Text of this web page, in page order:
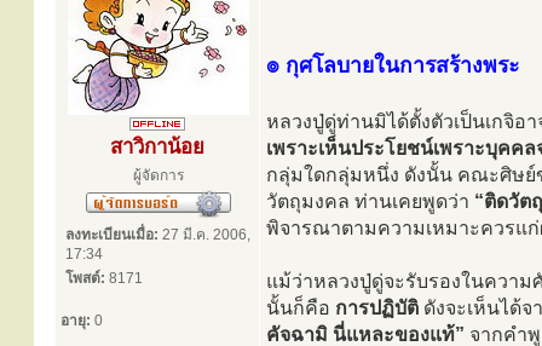
สาวิกาน้อย
ผู้จัดการ
ลงทะเบียนเมื่อ: 27 มี.ค. 2006,
17:34
โพสต์: 8171
อายุ: 0
๏ กุศโลบายในการสร้างพระ
หลวงปู่ดู่ท่านมิได้ตั้งตัวเป็นเกจิอ
เพราะเห็นประโยชน์เพราะบุคค
กลุ่มใดกลุ่มหนึ่ง ดังนั้น คณะศิษย์
วัตถุมงคล ท่านเคยพูดว่า “ติดวัต
พิจารณาตามความเหมาะควรแ
แม้ว่าหลวงปู่ดู่จะรับรองในควา
นั้นก็คือ การปฏิบัติ ดังจะเห็นได้
คัจฉามิ นี่แหละของแท้” จากคำ